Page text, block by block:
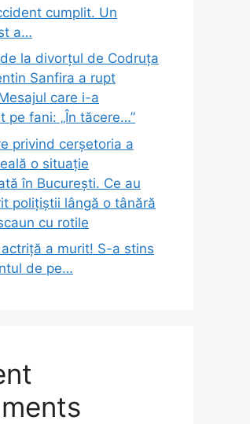
cumplit. Un
a…
la divorțul de Codruța
Sanfira a rupt
care i-a
pe fani: „În tăcere…”
privind cerșetoria a
o situație
în București. Ce au
polițiștii lângă o tânără
cu rotile
a murit! S-a stins
de pe…